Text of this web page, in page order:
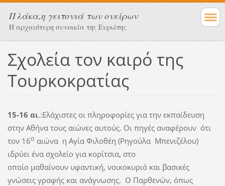
Πλάκα,η γειτονιά των ονείρων
Η αρχαιότερη συνοικία της Ευρώπης
Σχολεία τον καιρό της
Τουρκοκρατίας
15-16 αι.:Ελάχιστες οι πληροφορίες για την εκπαίδευση
στην Αθήνα τους αιώνες αυτούς. Οι πηγές αναφέρουν ότι
τον 16ο αιώνα η Αγία Φιλοθέη (Ρηγούλα Μπενιζέλου)
ιδρύει ένα σχολείο για κορίτσια, στο
οποίο μαθαίνουν υφαντική, νοικοκυριό και βασικές
γνώσεις γραφής και ανάγνωσης. Ο Παρθενών, όπως